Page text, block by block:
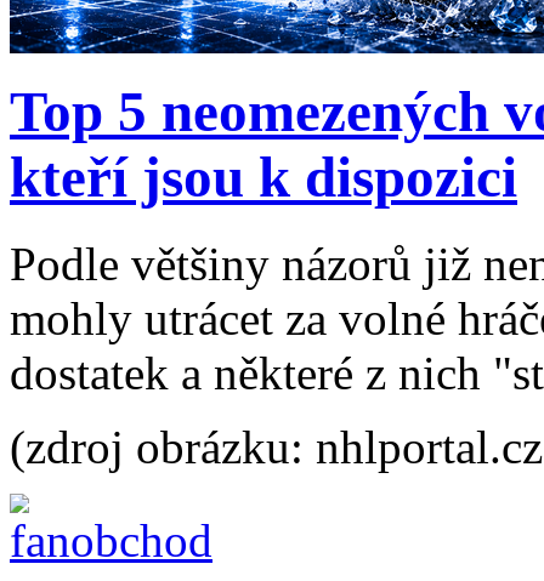
Top 5 neomezených
kteří jsou k dispozici
Podle většiny názorů již
mohly utrácet za volné
dostatek a některé z nich
(zdroj obrázku: